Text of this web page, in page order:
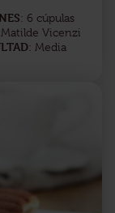
: 6 cúpulas
Vicenzi
: Media